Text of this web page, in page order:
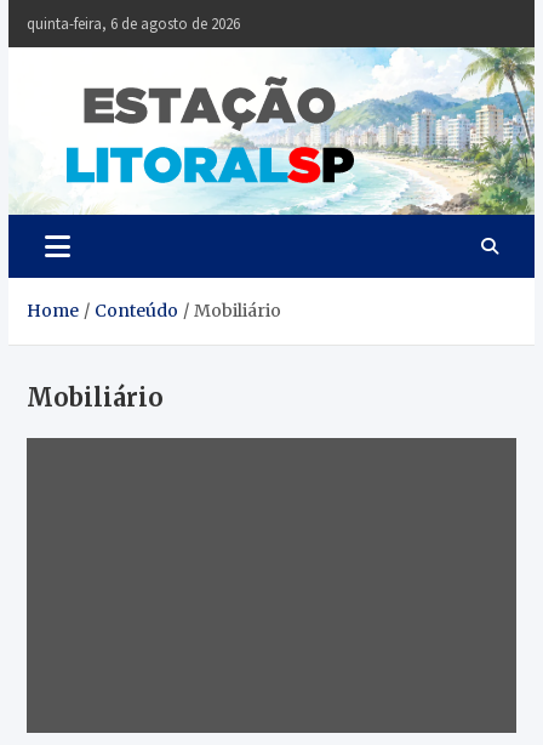
quinta-feira, 6 de agosto de 2026
Litoral
Notícias da
Baixada Santista
Home Conteúdo Mobiliário
Mobiliário